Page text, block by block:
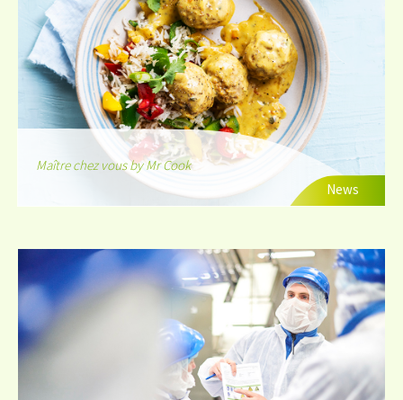
News
Maître chez vous by Mr Cook